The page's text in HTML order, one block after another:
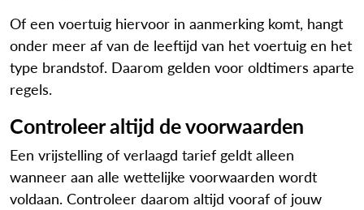
Of een voertuig hiervoor in aanmerking komt, hangt
onder meer af van de leeftijd van het voertuig en het
type brandstof. Daarom gelden voor oldtimers aparte
regels.
Controleer altijd de voorwaarden
Een vrijstelling of verlaagd tarief geldt alleen
wanneer aan alle wettelijke voorwaarden wordt
voldaan. Controleer daarom altijd vooraf of jouw